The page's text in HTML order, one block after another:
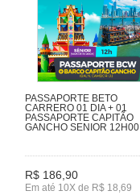
PASSAPORTE BETO
CARRERO 01 DIA + 01
PASSAPORTE CAPITÃO
GANCHO SENIOR 12H00
R$ 186,90
Em até 10X de R$ 18,69